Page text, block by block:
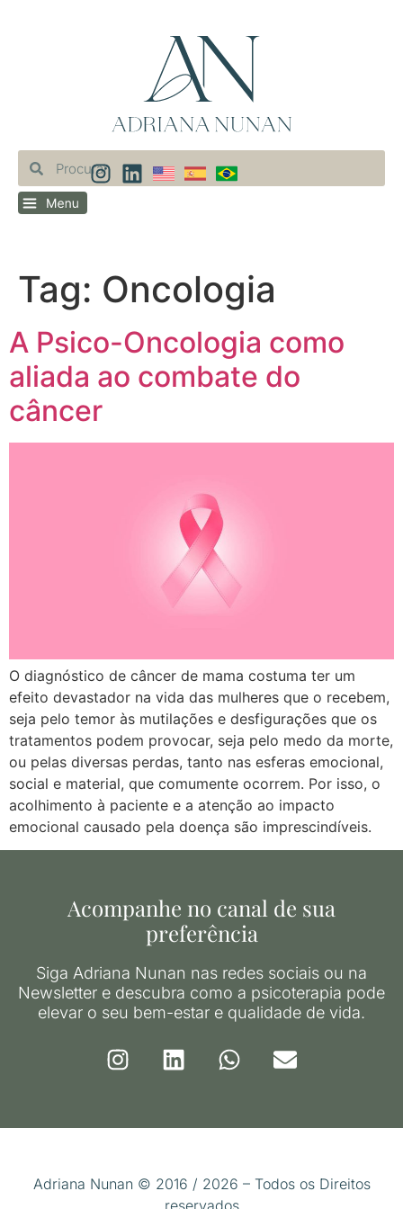
Tag: Oncologia
A Psico-Oncologia como
aliada ao combate do
câncer
O diagnóstico de câncer de mama costuma ter um
efeito devastador na vida das mulheres que o recebem,
seja pelo temor às mutilações e desfigurações que os
tratamentos podem provocar, seja pelo medo da morte,
ou pelas diversas perdas, tanto nas esferas emocional,
social e material, que comumente ocorrem. Por isso, o
acolhimento à paciente e a atenção ao impacto
emocional causado pela doença são imprescindíveis.
Acompanhe no canal de sua
preferência
Siga Adriana Nunan nas redes sociais ou na
Newsletter e descubra como a psicoterapia pode
elevar o seu bem-estar e qualidade de vida.
Adriana Nunan © 2016 / 2026 – Todos os Direitos
reservados